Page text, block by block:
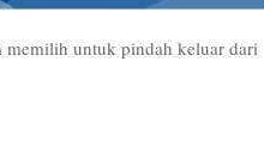
memilih untuk pindah keluar dari